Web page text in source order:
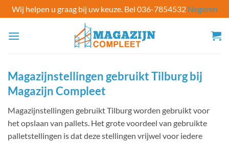
Wij helpen u graag bij uw keuze. Bel 036-7854532 Negeren
naar
Magazijnstellingen gebruikt Tilburg bij
Magazijn Compleet
Magazijnstellingen gebruikt Tilburg worden gebruikt voor
het opslaan van pallets. Het grote voordeel van gebruikte
palletstellingen is dat deze stellingen vrijwel voor iedere